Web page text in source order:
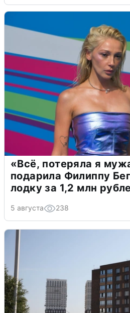
«Всё, потеряла я
подарила Филиппу
лодку за 1,2 млн
5 августа 238